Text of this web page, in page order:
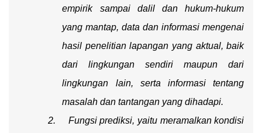
empirik sampai dalil dan hukum-hukum
yang mantap, data dan informasi mengenai
hasil penelitian lapangan yang aktual, baik
dari lingkungan sendiri maupun dari
lingkungan lain, serta informasi tentang
masalah dan tantangan yang dihadapi.
2.
Fungsi prediksi, yaitu meramalkan kondisi